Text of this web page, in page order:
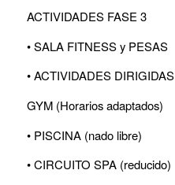
ACTIVIDADES FASE 3
• SALA FITNESS y PESAS
• ACTIVIDADES DIRIGIDAS
GYM (Horarios adaptados)
• PISCINA (nado libre)
• CIRCUITO SPA (reducido)